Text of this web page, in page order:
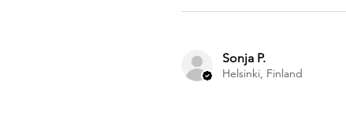
Sonja P.
Helsinki, Finland